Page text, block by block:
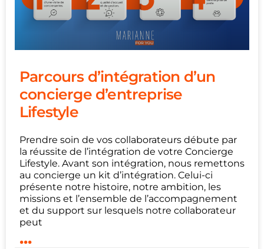
Parcours d’intégration d’un
concierge d’entreprise
Lifestyle
Prendre soin de vos collaborateurs débute par
la réussite de l’intégration de votre Concierge
Lifestyle. Avant son intégration, nous remettons
au concierge un kit d’intégration. Celui-ci
présente notre histoire, notre ambition, les
missions et l’ensemble de l’accompagnement
et du support sur lesquels notre collaborateur
peut
...